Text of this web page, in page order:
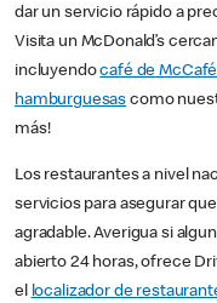
dar un servicio rápido a
Visita un McDonald’s
incluyendocafé de
hamburguesas como
más!
Los restaurantes a nivel
servicios para asegurar
agradable. Averigua si
abierto 24 horas, ofrece
el localizador de